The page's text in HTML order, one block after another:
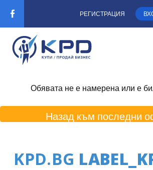
РЕГИСТРАЦИЯ
Обявата не е намерена или е
Назад към последни
KPD.BG